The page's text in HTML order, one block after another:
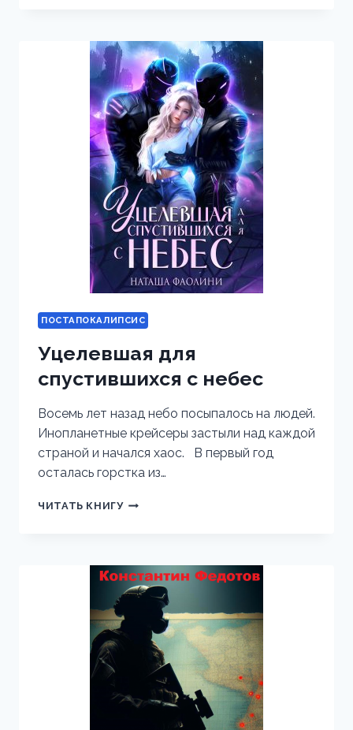
ПОСТАПОКАЛИПСИС
Уцелевшая для
спустившихся с небес
Восемь лет назад небо посыпалось на людей.
Инопланетные крейсеры застыли над каждой
страной и начался хаос. В первый год
осталась горстка из…
ЧИТАТЬ КНИГУУЦЕЛЕВШАЯ
НЕБЕС